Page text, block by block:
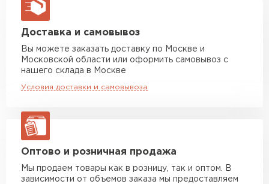
макс. длина груза 13,5 м
Манипулятор до 5 тн
Манипулятор до 10 тн
макс. длина груза 8 м
макс. длина груза 13,5 м
ЗАКАЗАТЬ С ДОСТАВКОЙ
Доставка и самовывоз
Вы можете заказать доставку по Москве и
Московской области или оформить самовывоз с
нашего склада в Москве
Условия доставки и самовывоза
Оптово и розничная продажа
Мы продаем товары как в розницу, так и оптом. В
зависимости от объемов заказа мы предоставляем